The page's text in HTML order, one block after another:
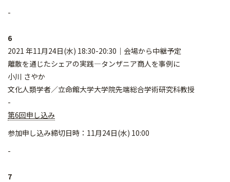
-
6
2021 年11月24日(水) 18:30-20:30｜会場から中継予定
離散を通じたシェアの実践―タンザニア商人を事例に
小川 さやか
文化人類学者／立命館大学大学院先端総合学術研究科教授
-
第6回申し込み
参加申し込み締切日時：11月24日(水) 10:00
-
7